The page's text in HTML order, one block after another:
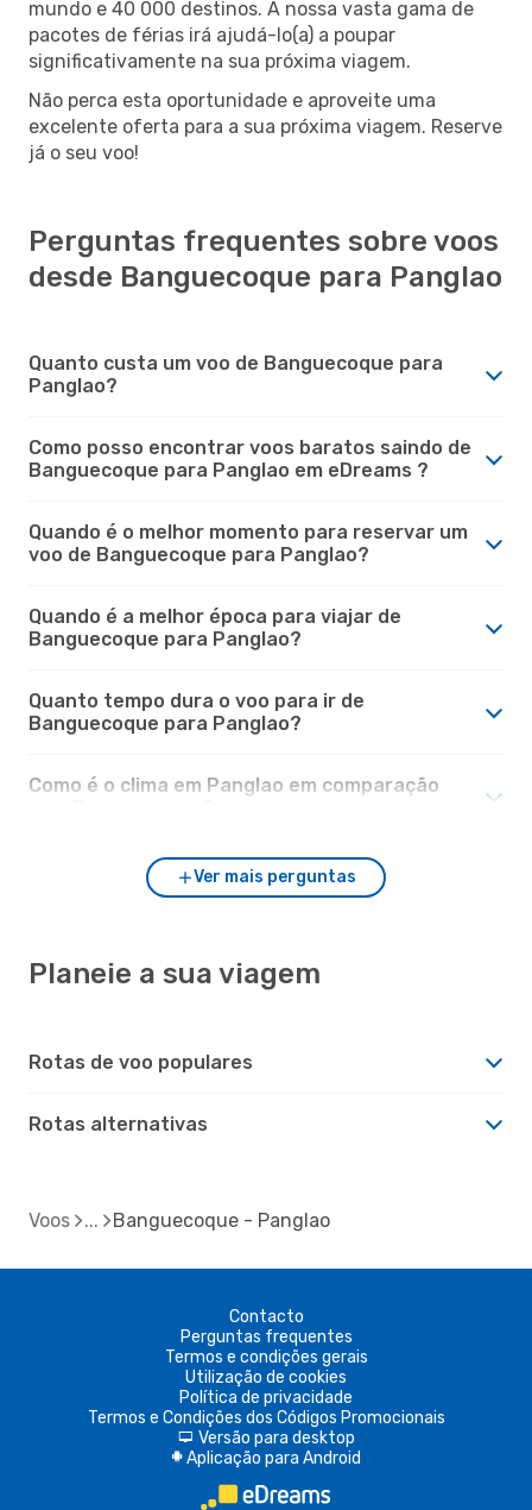
mundo e 40 000 destinos. A nossa vasta gama de
pacotes de férias irá ajudá-lo(a) a poupar
significativamente na sua próxima viagem.
Não perca esta oportunidade e aproveite uma
excelente oferta para a sua próxima viagem. Reserve
já o seu voo!
Perguntas frequentes sobre voos
desde Banguecoque para Panglao
Quanto custa um voo de Banguecoque para
Panglao?
Como posso encontrar voos baratos saindo de
Banguecoque para Panglao em eDreams ?
Quando é o melhor momento para reservar um
voo de Banguecoque para Panglao?
Quando é a melhor época para viajar de
Banguecoque para Panglao?
Quanto tempo dura o voo para ir de
Banguecoque para Panglao?
Como é o clima em Panglao em comparação
Ver mais perguntas
Planeie a sua viagem
Rotas de voo populares
Rotas alternativas
Voos Banguecoque - Panglao
Contacto
Perguntas frequentes
Termos e condições gerais
Utilização de cookies
Política de privacidade
Termos e Condições dos Códigos Promocionais
d Versão para desktop
A Aplicação para Android